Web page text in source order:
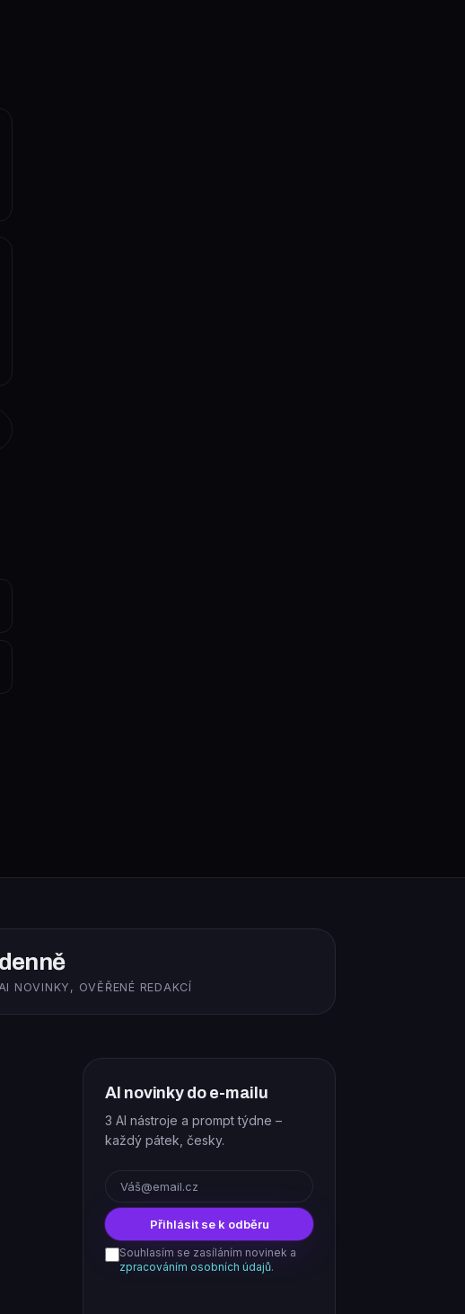
denně
NOVINKY, OVĚŘENÉ REDAKCÍ
AI novinky do e-mailu
3 AI nástroje a prompt týdne –
každý pátek, česky.
Přihlásit se k odběru
Souhlasím se zasíláním novinek a
zpracováním osobních údajů.